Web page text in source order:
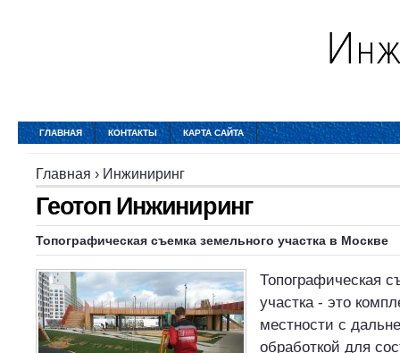
ГЛАВНАЯ КОНТАКТЫ КАРТА САЙТА
Главная › Инжиниринг
Геотоп Инжиниринг
Топографическая съемка земельного участка в Москве
Топографическая
участка - это
местности с
обработкой для